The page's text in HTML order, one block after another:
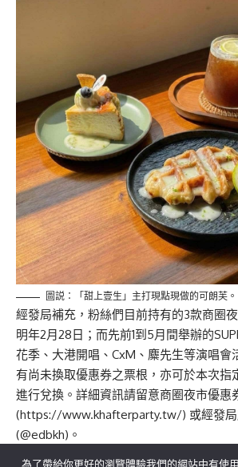
圖説：「甜上壹生」主打現點現做的可朗芙。
經發局補充，粉絲們目前持有的3款商圈
明年2月28日；而先前1到5月間舉辦的
花季、大港開唱、CxM、麋先生等演唱會
有尚未換取優惠券之票根，亦可於本次指
進行兌換。詳細資訊請留意商圈夜市優惠
(https://www.khafterparty.tw/) 或經發局
(@edbkh)。
為了帶給你更好的瀏覽體驗我們的網站中有使